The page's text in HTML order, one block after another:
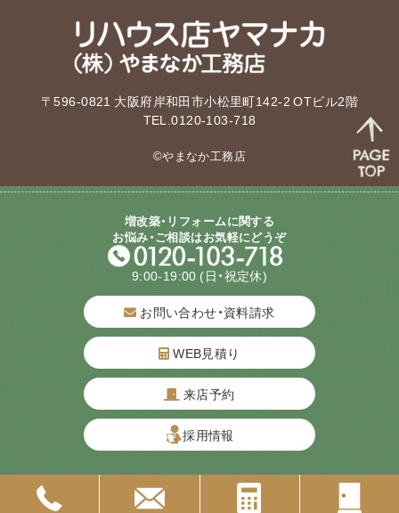
〒596-0821 大阪府岸和田市小松里町142-2 OTビル2階
TEL.0120-103-718
©やまなか工務店
増改築・リフォームに関する
お悩み・ご相談はお気軽にどうぞ
9:00-19:00 (日・祝定休)
お問い合わせ・資料請求
WEB見積り
来店予約
採用情報